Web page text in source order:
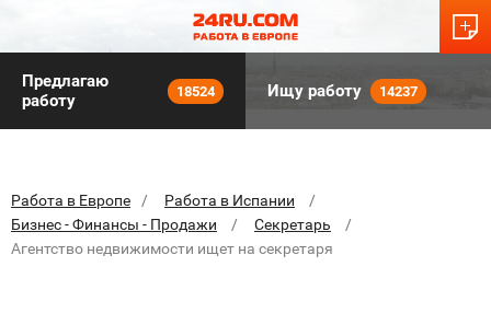
Предлагаю
работу
18524 Ищу работу 14237
Работа в Европе
Работа в Испании
Бизнес - Финансы - Продажи
Секретарь
Агентство недвижимости ищет на секретаря